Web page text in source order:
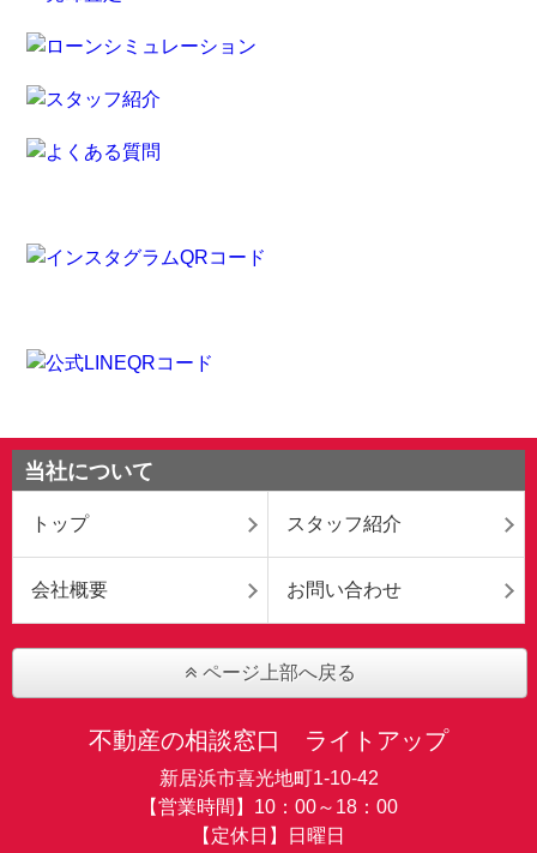
当社について
トップ スタッフ紹介
会社概要 お問い合わせ
ページ上部へ戻る
不動産の相談窓口 ライトアップ
新居浜市喜光地町1-10-42
【営業時間】10：00～18：00
【定休日】日曜日